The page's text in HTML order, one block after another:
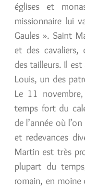
églises et
missionnaire lui
Gaules ». Saint
et des cavaliers,
des tailleurs. Il
Louis, un des
Le 11
temps fort du
de l’année où
et redevances
Martin est très
plupart du
romain, en moine